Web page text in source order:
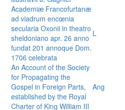
Academiæ Francofurtanæ
ad viadrum encœnia
secularia Oxonii in theatro
sheldoniano apr. 26 anno
fundat 201 annoque Dom.
1706 celebrata
L
An Account of the Society
for Propagating the
Gospel in Foreign Parts,
established by the Royal
Charter of King William III
Ang